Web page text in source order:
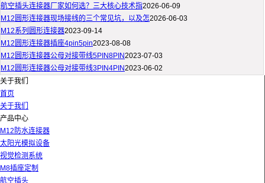
航空插头连接器厂家如何选？三大核心技术指2026-06-09
M12圆形连接器现场接线的三个常见坑，以及怎2026-06-03
M12系列圆形连接器2023-09-14
M12圆形连接器插座4pin5pin2023-08-08
M12圆形连接器公母对接带线5PIN8PIN2023-07-03
M12圆形连接器公母对接带线3PIN4PIN2023-06-02
关于我们
首页
关于我们
产品中心
M12防水连接器
太阳光模拟设备
视觉检测系统
M8插座定制
航空插头